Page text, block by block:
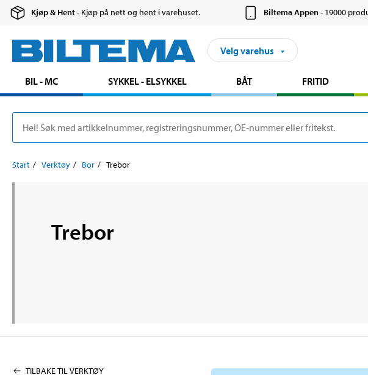
Kjøp & Hent- Kjøp på nett og hent i varehuset. Biltema Appen- 19000
Velg varehus
BIL - MC SYKKEL - ELSYKKEL BÅT FRITID
Start Verktøy Bor Trebor
Trebor
TILBAKE TIL VERKTØY